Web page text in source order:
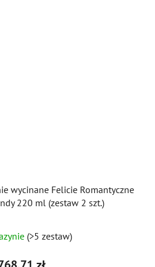
wycinane Felicie Romantyczne
220 ml (zestaw 2 szt.)
ocena
produktu
(>5 zestaw)